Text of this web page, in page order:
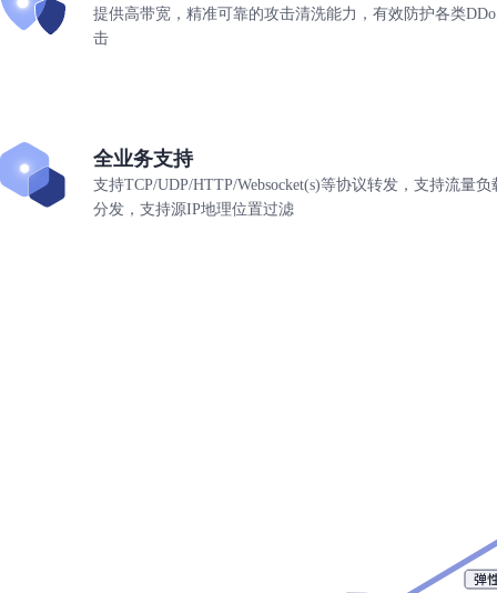
提供高带宽，精准可靠的攻击清洗能力，有效防护各类
击
全业务支持
支持TCP/UDP/HTTP/Websocket(s)等协议转发，支持流量
分发，支持源IP地理位置过滤